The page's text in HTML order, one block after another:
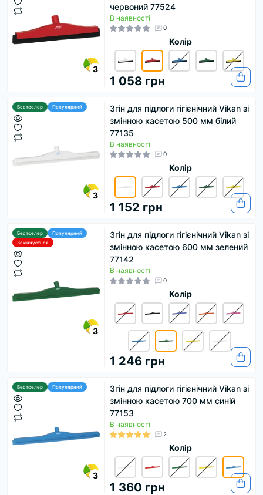
3
червоний 77524
В наявності
0
Колір
1 058 грн
Бестселер Популярний
3
Згін для підлоги гігієнічний Vikan зі
змінною касетою 500 мм білий
77135
В наявності
0
Колір
1 152 грн
Бестселер
Популярний
Закінчується
3
Згін для підлоги гігієнічний Vikan зі
змінною касетою 600 мм зелений
77142
В наявності
0
Колір
1 246 грн
Бестселер Популярний
3
Згін для підлоги гігієнічний Vikan зі
змінною касетою 700 мм синій
77153
В наявності
2
Колір
1 360 грн